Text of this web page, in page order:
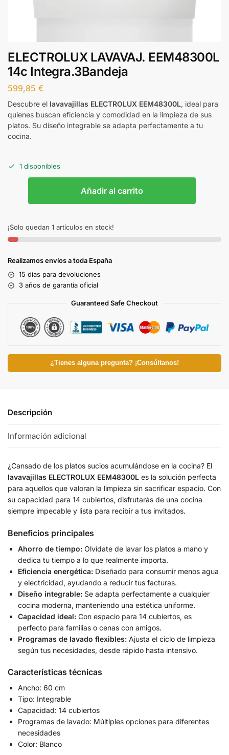
ELECTROLUX LAVAVAJ. EEM48300L
14c Integra.3Bandeja
599,85 €
Descubre el lavavajillas ELECTROLUX EEM48300L, ideal para
quienes buscan eficiencia y comodidad en la limpieza de sus
platos. Su diseño integrable se adapta perfectamente a tu
cocina.
1 disponibles
Añadir al carrito
¡Solo quedan 1 artículos en stock!
Realizamos envíos a toda España
15 días para devoluciones
3 años de garantía oficial
Guaranteed Safe Checkout
¿Tienes alguna pregunta? ¡Consúltanos!
Descripción
Información adicional
¿Cansado de los platos sucios acumulándose en la cocina? El
lavavajillas ELECTROLUX EEM48300L es la solución perfecta
para aquellos que valoran la limpieza sin sacrificar espacio. Con
su capacidad para 14 cubiertos, disfrutarás de una cocina
siempre impecable y lista para recibir a tus invitados.
Beneficios principales
Ahorro de tiempo: Olvídate de lavar los platos a mano y
dedica tu tiempo a lo que realmente importa.
Eficiencia energética: Diseñado para consumir menos agua
y electricidad, ayudando a reducir tus facturas.
Diseño integrable: Se adapta perfectamente a cualquier
cocina moderna, manteniendo una estética uniforme.
Capacidad ideal: Con espacio para 14 cubiertos, es
perfecto para familias o cenas con amigos.
Programas de lavado flexibles: Ajusta el ciclo de limpieza
según tus necesidades, desde rápido hasta intensivo.
Características técnicas
Ancho: 60 cm
Tipo: Integrable
Capacidad: 14 cubiertos
Programas de lavado: Múltiples opciones para diferentes
necesidades
Color: Blanco